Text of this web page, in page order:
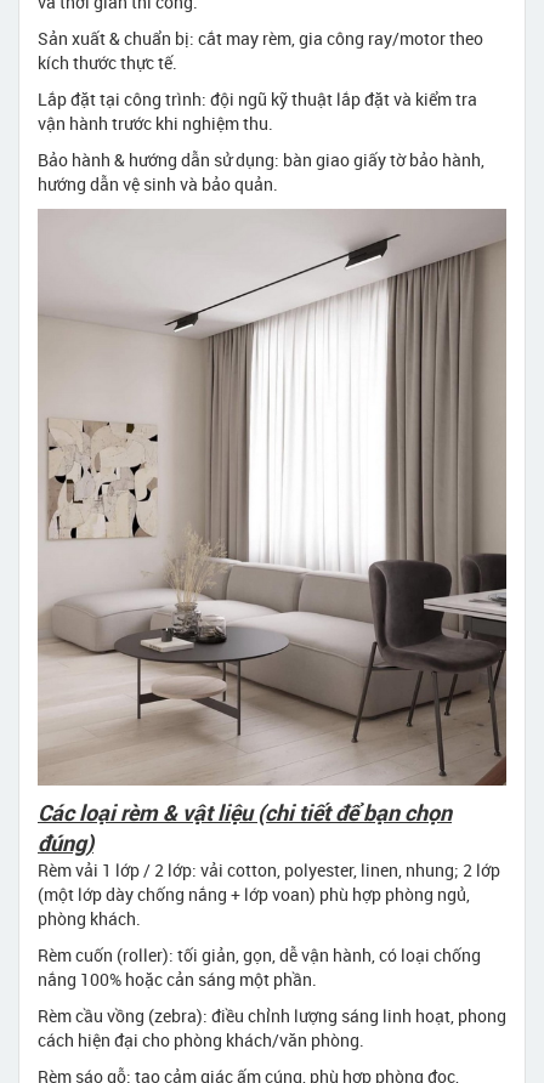
Sản xuất & chuẩn bị: cắt may rèm, gia công ray/motor theo
kích thước thực tế.
Lắp đặt tại công trình: đội ngũ kỹ thuật lắp đặt và kiểm tra
vận hành trước khi nghiệm thu.
Bảo hành & hướng dẫn sử dụng: bàn giao giấy tờ bảo hành,
hướng dẫn vệ sinh và bảo quản.
Các loại rèm & vật liệu (chi tiết để bạn chọn
đúng)
Rèm vải 1 lớp / 2 lớp: vải cotton, polyester, linen, nhung; 2 lớp
(một lớp dày chống nắng + lớp voan) phù hợp phòng ngủ,
phòng khách.
Rèm cuốn (roller): tối giản, gọn, dễ vận hành, có loại chống
nắng 100% hoặc cản sáng một phần.
Rèm cầu vồng (zebra): điều chỉnh lượng sáng linh hoạt, phong
cách hiện đại cho phòng khách/văn phòng.
Rèm sáo gỗ: tạo cảm giác ấm cúng, phù hợp phòng đọc,